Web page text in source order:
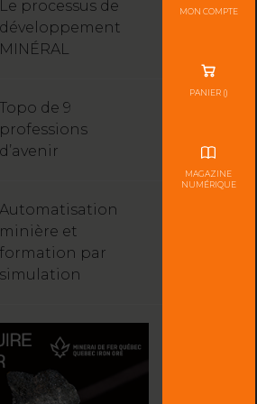
MON COMPTE
PANIER ()
MAGAZINE
NUMÉRIQUE
Le processus de
développement
MINÉRAL
Topo de 9
professions
d’avenir
Automatisation
minière et
formation par
simulation